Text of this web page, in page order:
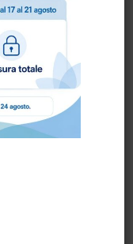
f): 15 g in 5
20 g in 5 L di